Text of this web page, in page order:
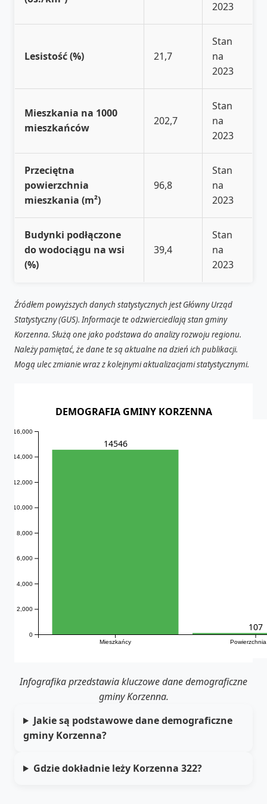
2023
Lesistość (%) 21,7
Stan
na
2023
Mieszkania na 1000
mieszkańców
202,7
Stan
na
2023
Przeciętna
powierzchnia
mieszkania (m²)
96,8
Stan
na
2023
Budynki podłączone
do wodociągu na wsi
(%)
39,4
Stan
na
2023
Źródłem powyższych danych statystycznych jest Główny Urząd
Statystyczny (GUS). Informacje te odzwierciedlają stan gminy
Korzenna. Służą one jako podstawa do analizy rozwoju regionu.
Należy pamiętać, że dane te są aktualne na dzień ich publikacji.
Mogą ulec zmianie wraz z kolejnymi aktualizacjami statystycznymi.
DEMOGRAFIA GMINY KORZENNA
Mieszkańcy Powierzchnia
0
2,000
4,000
6,000
8,000
10,000
12,000
14,000
16,000
14546
107
Infografika przedstawia kluczowe dane demograficzne
gminy Korzenna.
Jakie są podstawowe dane demograficzne
gminy Korzenna?
Gdzie dokładnie leży Korzenna 322?